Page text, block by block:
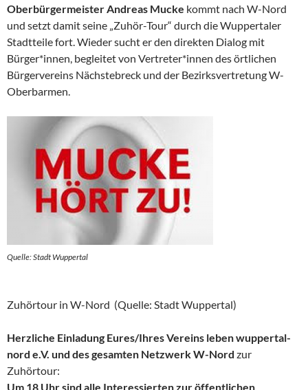
Oberbürgermeister Andreas Mucke kommt nach W-Nord
und setzt damit seine „Zuhör-Tour“ durch die Wuppertaler
Stadtteile fort. Wieder sucht er den direkten Dialog mit
Bürger*innen, begleitet von Vertreter*innen des örtlichen
Bürgervereins Nächstebreck und der Bezirksvertretung W-
Oberbarmen.
Quelle: Stadt Wuppertal
Zuhörtour in W-Nord (Quelle: Stadt Wuppertal)
Herzliche Einladung Eures/Ihres Vereins leben wuppertal-
nord e.V. und des gesamten Netzwerk W-Nord zur
Zuhörtour:
Um 18 Uhr sind alle Interessierten zur öffentlichen